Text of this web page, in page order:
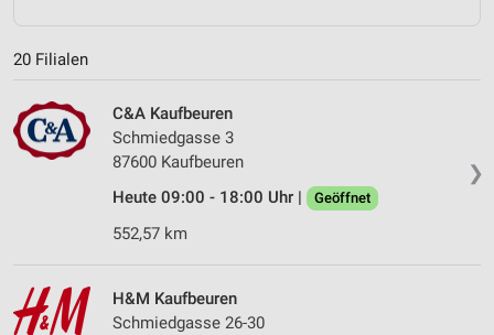
20 Filialen
❯
C&A Kaufbeuren
Schmiedgasse 3
87600 Kaufbeuren
Heute 09:00 - 18:00 Uhr |
Geöffnet
552,57 km
H&M Kaufbeuren
Schmiedgasse 26-30